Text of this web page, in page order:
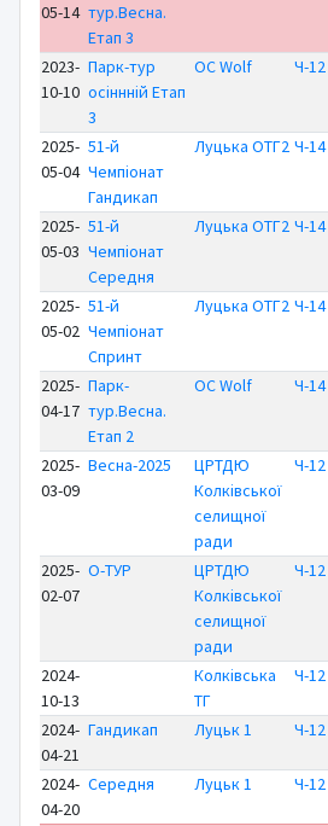
05-14 тур.Весна.
Етап 3
2023-
10-10
Парк-тур
осіннній Етап
3
OC Wolf Ч-12
2025-
05-04
51-й
Чемпіонат
Гандикап
Луцька ОТГ2 Ч-14
2025-
05-03
51-й
Чемпіонат
Середня
Луцька ОТГ2 Ч-14
2025-
05-02
51-й
Чемпіонат
Спринт
Луцька ОТГ2 Ч-14
2025-
04-17
Парк-
тур.Весна.
Етап 2
OC Wolf Ч-14
2025-
03-09
Весна-2025
ЦРТДЮ
Колківської
селищної
ради
Ч-12
2025-
02-07
О-ТУР
ЦРТДЮ
Колківської
селищної
ради
Ч-12
2024-
10-13
Колківська
ТГ
Ч-12
2024-
04-21
Гандикап Луцьк 1 Ч-12
2024-
04-20
Середня Луцьк 1 Ч-12